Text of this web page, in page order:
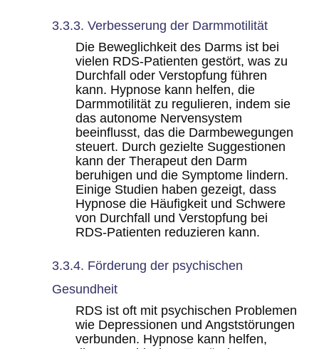
3.3.3. Verbesserung der Darmmotilität
Die Beweglichkeit des Darms ist bei
vielen RDS-Patienten gestört, was zu
Durchfall oder Verstopfung führen
kann. Hypnose kann helfen, die
Darmmotilität zu regulieren, indem sie
das autonome Nervensystem
beeinflusst, das die Darmbewegungen
steuert. Durch gezielte Suggestionen
kann der Therapeut den Darm
beruhigen und die Symptome lindern.
Einige Studien haben gezeigt, dass
Hypnose die Häufigkeit und Schwere
von Durchfall und Verstopfung bei
RDS-Patienten reduzieren kann.
3.3.4. Förderung der psychischen
Gesundheit
RDS ist oft mit psychischen Problemen
wie Depressionen und Angststörungen
verbunden. Hypnose kann helfen,